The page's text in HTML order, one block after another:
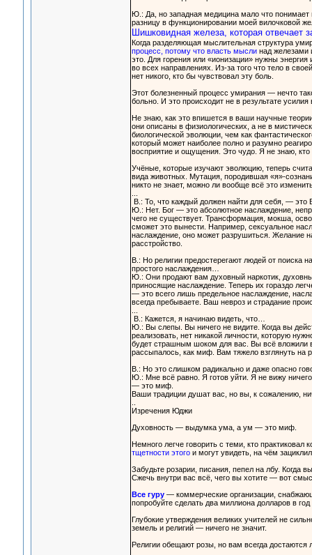
Ю.: Да, но западная медицина мало что
разницу в функционировании моей вилочковой
Шишковидная железа, которая отвечает
Когда разделяющая мыслительная структура
процесс, потому что власть мыслинад железами
это. Для горения или «ионизации» нужны
во всех направлениях. Из-за того что тело в
нет никого, кто бы чувствовал эту боль.
Этот болезненный процесс умирания — нечто
больно. И это происходит не в результате
Не знаю, как это впишется в ваши научные
они описаны в физиологических, а не в
биологической эволюции, чем как
который может наиболее полно и разумно
восприятие и ощущения. Это чудо. Я не знаю, кто
Учёные, которые изучают эволюцию, теперь
вида животных. Мутация, породившая «я»-
никто не знает, можно ли вообще всё это
В.: То, что каждый должен найти для себя, — это
Ю.: Нет. Бог — это абсолютное наслаждение,
чего не существует. Трансформация, мокша,
сможет это вынести. Например, сексуальное
наслаждение, оно может разрушиться. Желание
расстройство.
В.: Но религии предостерегают людей от поиска
простого наслаждения…
Ю.: Они продают вам духовный наркотик,
приносящие наслаждение. Теперь их гораздо
— это всего лишь предельное наслаждение,
всегда пребываете. Ваш невроз и страдание
В.: Кажется, я начинаю видеть, что…
Ю.: Вы слепы. Вы ничего не видите. Когда вы
реализовать, нет никакой личности, которую
будет страшным шоком для вас. Вы всё вложили
рассыпалось, как миф. Вам тяжело взглянуть на
В.: Но это слишком радикально и даже опасно
Ю.: Мне всё равно. Я готов уйти. Я не вижу
— это миф.
Ваши традиции душат вас, но вы, к сожалению,
Изречения Юджи
Духовность — выдумка ума, а ум — это миф.
Немного легче говорить с теми, кто
тщетности этогои могут увидеть, на чём
Забудьте розарии, писания, пепел на лбу. Когда
Сжечь внутри вас всё, чего вы хотите — вот
Все гуру— коммерческие организации,
попробуйте сделать два миллиона долларов в
Глубокие утверждения великих учителей не
земель и религий — ничего не значит.
Религии обещают розы, но вам всегда